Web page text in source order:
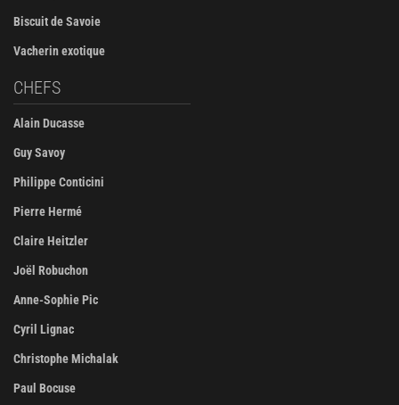
Biscuit de Savoie
Vacherin exotique
CHEFS
Alain Ducasse
Guy Savoy
Philippe Conticini
Pierre Hermé
Claire Heitzler
Joël Robuchon
Anne-Sophie Pic
Cyril Lignac
Christophe Michalak
Paul Bocuse